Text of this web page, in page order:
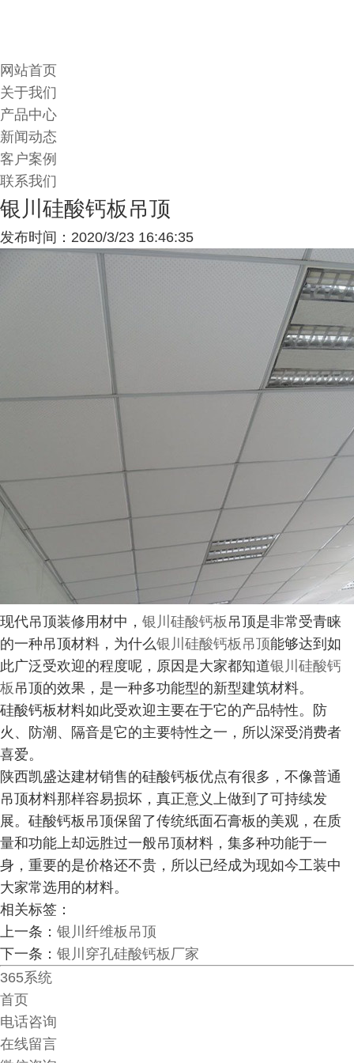
网站首页
关于我们
产品中心
新闻动态
客户案例
联系我们
银川硅酸钙板吊顶
发布时间：2020/3/23 16:46:35
现代吊顶装修用材中， 银川硅酸钙板 吊顶是非常受青睐
的一种吊顶材料，为什么银川硅酸钙板吊顶能够达到如
此广泛受欢迎的程度呢，原因是大家都知道银川硅酸钙
板 吊顶的效果，是一种多功能型的新型建筑材料。
硅酸钙板材料如此受欢迎主要在于它的产品特性。防
火、防潮、隔音是它的主要特性之一，所以深受消费者
喜爱。
陕西凯盛达建材销售的硅酸钙板优点有很多，不像普通
吊顶材料那样容易损坏，真正意义上做到了可持续发
展。硅酸钙板吊顶保留了传统纸面石膏板的美观，在质
量和功能上却远胜过一般吊顶材料，集多种功能于一
身，重要的是价格还不贵，所以已经成为现如今工装中
大家常选用的材料。
相关标签：
上一条： 银川纤维板吊顶
下一条： 银川穿孔硅酸钙板厂家
365系统
首页
电话咨询
在线留言